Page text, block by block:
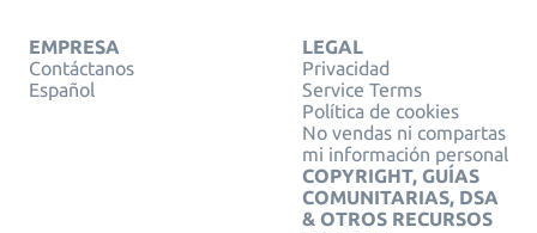
EMPRESA
Contáctanos
Español
LEGAL
Privacidad
Service Terms
Política de cookies
No vendas ni compartas
mi información personal
COPYRIGHT, GUÍAS
COMUNITARIAS, DSA
& OTROS RECURSOS